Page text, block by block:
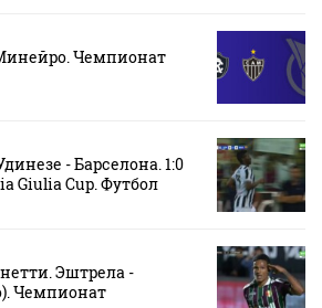
Чемпионат
- Барселона. 1:0
Giulia Cup. Футбол
Эштрела -
Чемпионат